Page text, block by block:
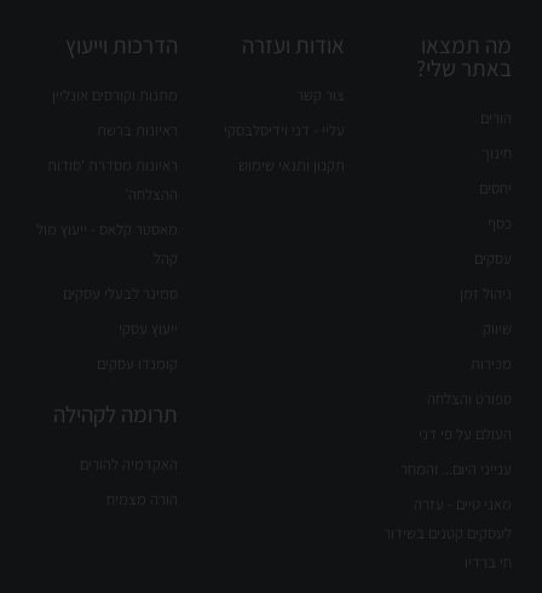
מה תמצאו
באתר שלי?
הורים
חינוך
יחסים
כסף
עסקים
ניהול זמן
שיווק
מכירות
ספורט והצלחה
העולם על פי דני
ענייני היום... והמחר
מאני טיים - עזרה
לעסקים קטנים בשידור
חי ברדיו
אודות ועזרה
צור קשר
עליי - דני וידיסלבסקי
תקנון ותנאי שימוש
הדרכות וייעוץ
מתנות וקורסים אונליין
ראיונות ברשת
ראיונות מסדרת 'סודות
ההצלחה'
מאסטר קלאס - ייעוץ מול
קהל
סמינר לבעלי עסקים
ייעוץ עסקי
קומנדו עסקים
תרומה לקהילה
האקדמיה להורים
הורה מצמיח